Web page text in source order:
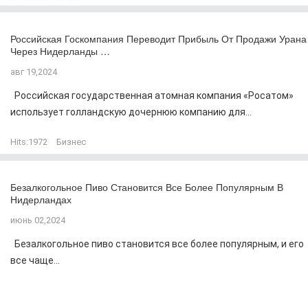
Российская Госкомпания Переводит Прибыль От Продажи Урана
Через Нидерланды …
авг 19,2024
Российская государственная атомная компания «Росатом»
использует голландскую дочернюю компанию для...
Hits:1972 Бизнес
Безалкогольное Пиво Становится Все Более Популярным В
Нидерландах
июнь 02,2024
Безалкогольное пиво становится все более популярным, и его
все чаще...